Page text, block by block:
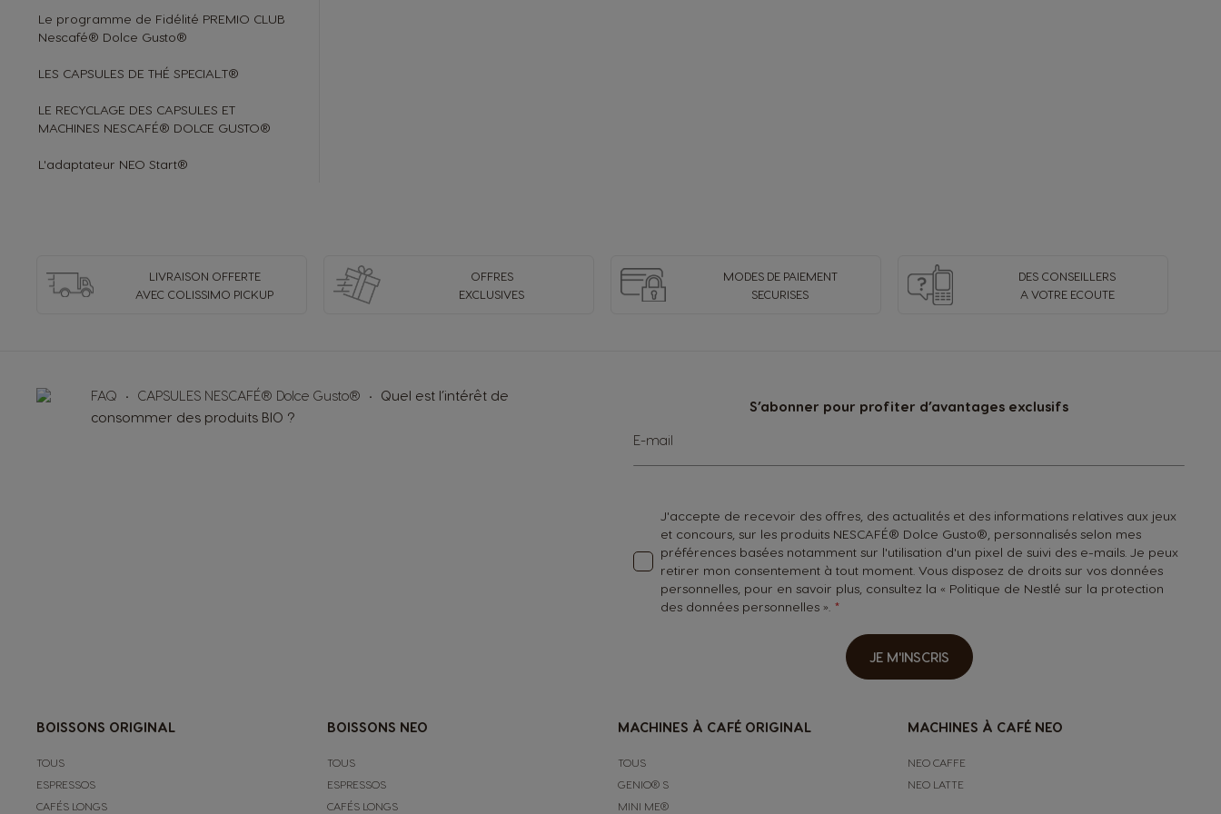
Le programme de Fidélité PREMIO CLUB
Nescafé® Dolce Gusto®
LES CAPSULES DE THÉ SPECIAL.T®
LE RECYCLAGE DES CAPSULES ET
MACHINES NESCAFÉ® DOLCE GUSTO®
L'adaptateur NEO Start®
LIVRAISON OFFERTE
AVEC COLISSIMO PICKUP
OFFRES
EXCLUSIVES
MODES DE PAIEMENT
SECURISES
DES CONSEILLERS
A VOTRE ECOUTE
FAQ CAPSULES NESCAFÉ® Dolce Gusto®
Quel est l’intérêt de
consommer des produits BIO ?
S’abonner pour profiter d’avantages exclusifs
Inscription
à
notre
E-mail
J'accepte de recevoir des offres, des actualités et des informations relatives aux jeux
et concours, sur les produits NESCAFÉ® Dolce Gusto®, personnalisés selon mes
préférences basées notamment sur l'utilisation d'un pixel de suivi des e-mails. Je peux
retirer mon consentement à tout moment. Vous disposez de droits sur vos données
personnelles, pour en savoir plus, consultez la « Politique de Nestlé sur la protection
des données personnelles ».
JE M'INSCRIS
BOISSONS ORIGINAL
TOUS
ESPRESSOS
CAFÉS LONGS
BOISSONS NEO
TOUS
ESPRESSOS
CAFÉS LONGS
MACHINES À CAFÉ ORIGINAL
TOUS
GENIO® S
MINI ME®
MACHINES À CAFÉ NEO
NEO CAFFE
NEO LATTE